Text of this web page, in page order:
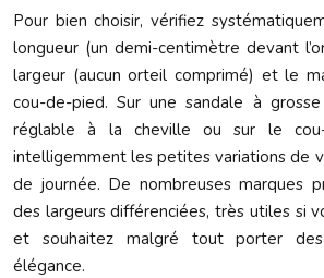
Pour bien choisir, vérifiez
longueur (un demi-centimètre devant
largeur (aucun orteil comprimé) et le
cou-de-pied. Sur une sandale à
réglable à la cheville ou sur le cou-
intelligemment les petites variations de
de journée. De nombreuses marques
des largeurs différenciées, très utiles si
et souhaitez malgré tout porter
élégance.